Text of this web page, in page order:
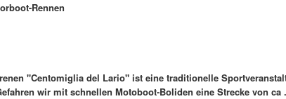
Rennen
"Centomiglia del Lario" ist eine traditionelle
wir mit schnellen Motoboot-Boliden eine Strecke von ca